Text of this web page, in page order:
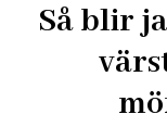
Så blir